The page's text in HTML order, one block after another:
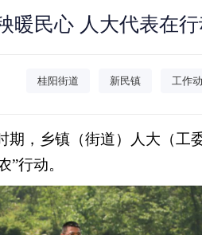
暖民心 人大代表在行
桂阳街道 新民镇 工作
期，乡镇（街道）人大（工
”行动。